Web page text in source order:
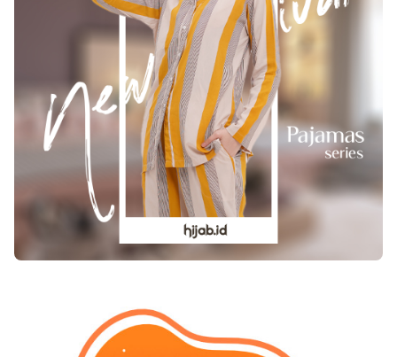
kontak langsung atau melalui tetesan liur. Baca
juga : 20 Cara Berciuman, Biar Ahli dalam
Ciuman dan Jadi pastikan anda terhindar
dari penyakit akibat ciuman tersebut serta yang perlu
dilakukan sebelum ciuman adalah periksa
kesehatan mulut pasangan anda, jangan gonta ganti
pasangan, tetap mengkonsumsi makanan sehat dan
yang terpenting adalah gunakan hati anda untuk
melakukan ciuman jangan asal serobot.